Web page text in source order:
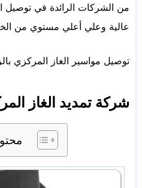
من الشركات الرائدة في توصيل
عالية وعلي أعلي مستوي من
توصيل مواسير الغاز المركزي
شركة تمديد الغاز